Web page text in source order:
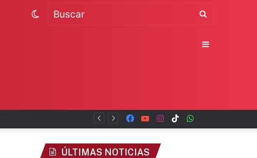
TikTok
Instagram
YouTube
Facebook
Switch
ÚLTIMAS NOTICIAS